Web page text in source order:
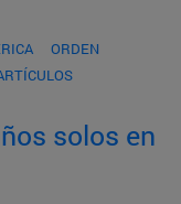
ORDEN
solos en